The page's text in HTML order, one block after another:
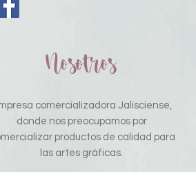
Nosotros
comercializadora Jalisciense,
donde nos preocupamos por
productos de calidad para
las artes gráficas.